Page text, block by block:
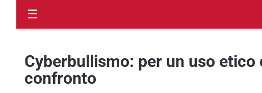
☰
Cyberbullismo: per un uso etico
confronto